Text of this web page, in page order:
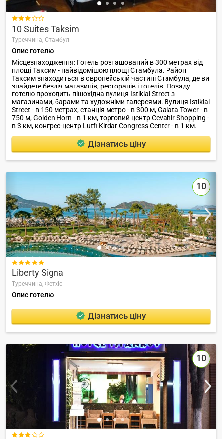

10 Suites Taksim
Туреччина, Стамбул
Опис готелю
Місцезнаходження: Готель розташований в 300 метрах від
площі Таксим - найвідомішою площі Стамбула. Район
Таксим знаходиться в європейській частині Стамбула, де ви
знайдете безліч магазинів, ресторанів і готелів. Позаду
готелю проходить пішохідна вулиця Istiklal Street з
магазинами, барами та художніми галереями. Вулиця Istiklal
Street - в 150 метрах, станція метро - в 300 м, Galata Tower - в
750 м, Golden Horn - в 1 км, торговий центр Cevahir Shopping -
в 3 км, конгрес-центр Lutfi Kirdar Congress Center - в 1 км.
Дізнатись ціну
10

Liberty Signa
Туреччина, Фетхіє
Опис готелю
Дізнатись ціну
10
